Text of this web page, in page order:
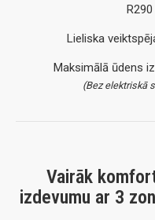
Lieliska
Maksimālā ūdens
(Bez elektriskā
Vairāk
izdevumu ar 3